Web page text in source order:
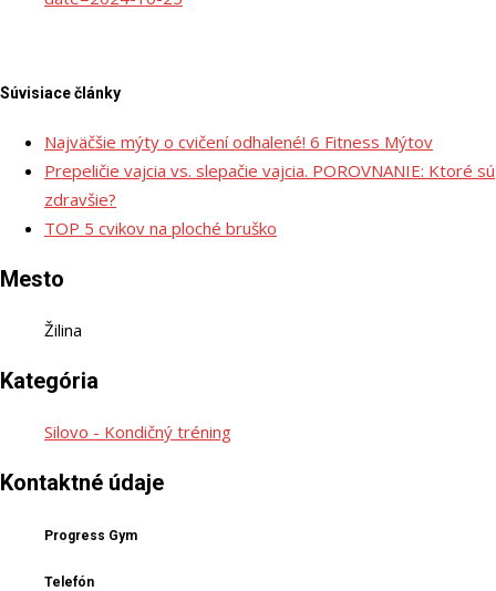
Súvisiace články
Najväčšie mýty o cvičení odhalené! 6 Fitness Mýtov
Prepeličie vajcia vs. slepačie vajcia. POROVNANIE: Ktoré sú
zdravšie?
TOP 5 cvikov na ploché bruško
Mesto
Žilina
Kategória
Silovo - Kondičný tréning
Kontaktné údaje
Progress Gym
Telefón